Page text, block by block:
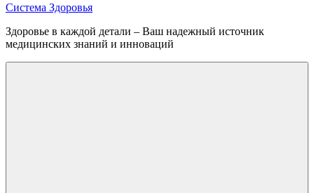
Система Здоровья
Здоровье в каждой детали – Ваш надежный источник
медицинских знаний и инноваций